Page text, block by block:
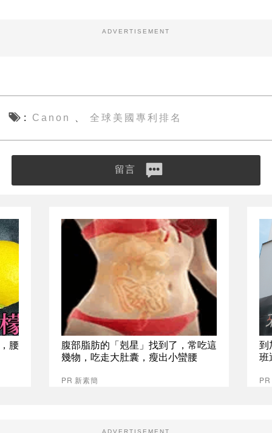
ADVERTISEMENT
Canon 、 全球美國專利排名
留言
腰
腹部脂肪的「剋星」找到了，常吃這
幾物，吃走大肚囊，瘦出小蠻腰
PR 新素簡
到
班